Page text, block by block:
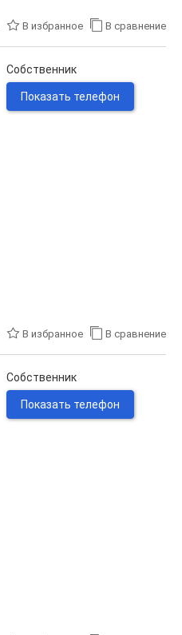
В избранное В сравнение
Собственник
Показать телефон
В избранное В сравнение
Собственник
Показать телефон